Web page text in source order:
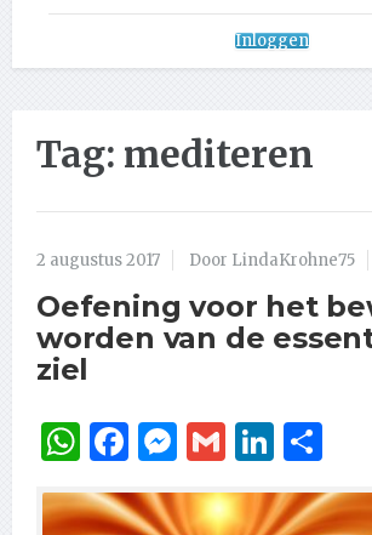
Inloggen
Tag: mediteren
2 augustus 2017 Door LindaKrohne75
Oefening voor het
worden van de
ziel
WhatsApp
Facebook
Messenger
Gmail